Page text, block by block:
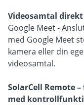
Videosamtal
Google Meet -
med Google Meet
kamera eller din
videosamtal.
SolarCell Remote
med